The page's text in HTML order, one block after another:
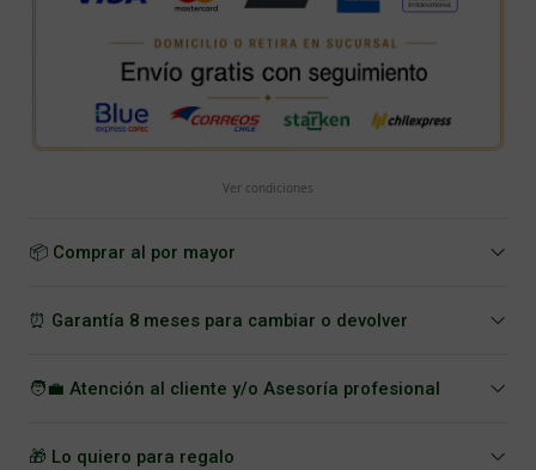
Ver condiciones
📦 Comprar al por mayor
⏰ Garantía 8 meses para cambiar o devolver
🧑‍💼 Atención al cliente y/o Asesoría profesional
🎁 Lo quiero para regalo